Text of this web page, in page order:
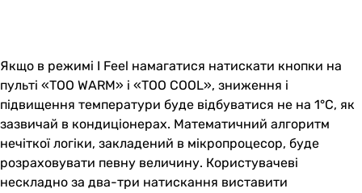
Якщо в режимі I Feel намагатися натискати кнопки на
пульті «TOO WARM» і «TOO COOL», зниження і
підвищення температури буде відбуватися не на 1°C, як
зазвичай в кондиціонерах. Математичний алгоритм
нечіткої логіки, закладений в мікропроцесор, буде
розраховувати певну величину. Користувачеві
нескладно за два-три натискання виставити